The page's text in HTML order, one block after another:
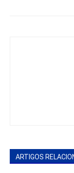
ARTIGOS